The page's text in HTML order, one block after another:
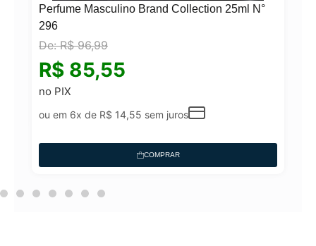
Perfume Masculino Brand Collection 25ml N°
296
De:R$96,99
R$ 85,55
no PIX
ou em 6x de R$ 14,55 sem juros
COMPRAR